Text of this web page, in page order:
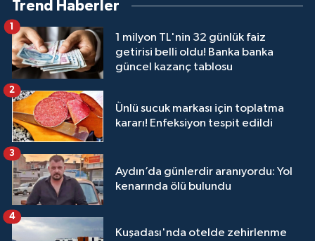
Trend Haberler
1 milyon TL'nin 32 günlük faiz
getirisi belli oldu! Banka banka
güncel kazanç tablosu
1
Ünlü sucuk markası için toplatma
kararı! Enfeksiyon tespit edildi
2
Aydın’da günlerdir aranıyordu: Yol
kenarında ölü bulundu
3
Kuşadası'nda otelde zehirlenme
4